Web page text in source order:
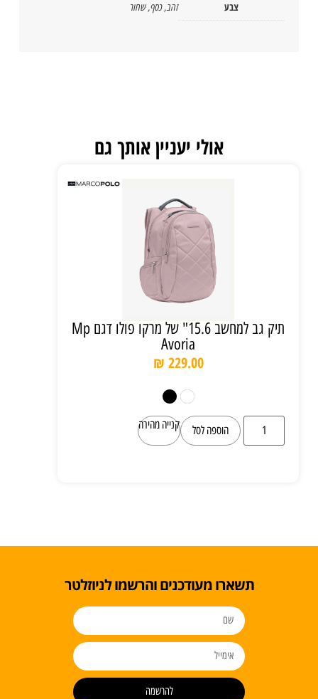
צבע זהב,כסף,שחור
אולי יעניין אותך גם
תיק גב למחשב 15.6" של מרקו פולו דגם Mp
Avoria
₪ 229.00
הוספה לסל קנייה מהירה
תשארו מעודכנים והרשמו לניוזלטר
להרשמה